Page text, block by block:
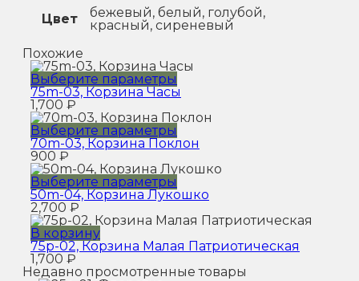
Цвет
бежевый, белый, голубой,
красный, сиреневый
Похожие
Выберите параметры
товар
несколько
Опции
выбрать
странице
75m-03, Корзина Часы
1,700 ₽
Выберите параметры
товар
несколько
Опции
выбрать
странице
70m-03, Корзина Поклон
900 ₽
Выберите параметры
товар
несколько
Опции
выбрать
50m-04, Корзина Лукошко
2,700 ₽
В корзину
75p-02, Корзина Малая Патриотическая
1,700 ₽
Недавно просмотренные товары